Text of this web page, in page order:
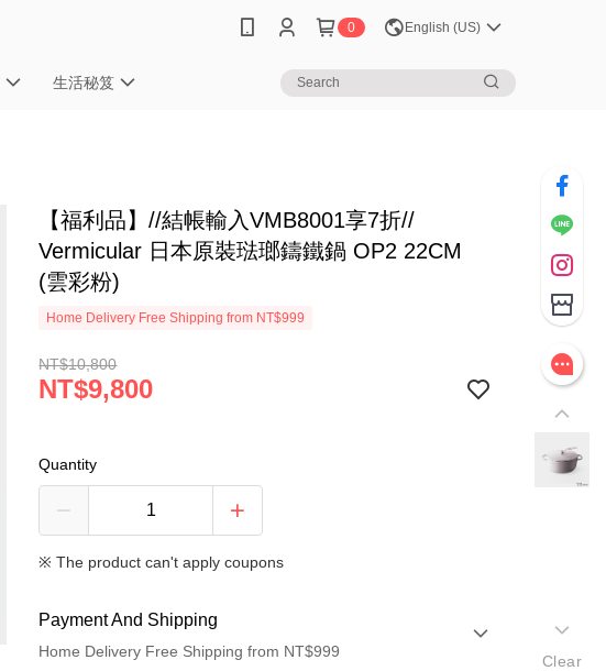
0 English (US)
生活秘笈
【福利品】//結帳輸入VMB8001享7折//
Vermicular 日本原裝琺瑯鑄鐵鍋 OP2 22CM
(雲彩粉)
Home Delivery Free Shipping from NT$999
NT$10,800
NT$9,800
Quantity
※ The product can't apply coupons
Payment And Shipping
Home Delivery Free Shipping from NT$999
Clear